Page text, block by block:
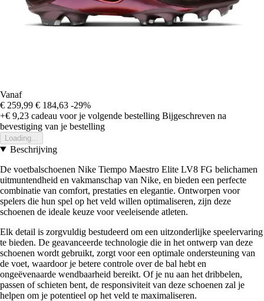
Vanaf
€ 259,99 € 184,63 -29%
+€ 9,23 cadeau voor je volgende bestelling Bijgeschreven na
bevestiging van je bestelling
Loading...
Beschrijving
De voetbalschoenen Nike Tiempo Maestro Elite LV8 FG belichamen
uitmuntendheid en vakmanschap van Nike, en bieden een perfecte
combinatie van comfort, prestaties en elegantie. Ontworpen voor
spelers die hun spel op het veld willen optimaliseren, zijn deze
schoenen de ideale keuze voor veeleisende atleten.
Elk detail is zorgvuldig bestudeerd om een uitzonderlijke speelervaring
te bieden. De geavanceerde technologie die in het ontwerp van deze
schoenen wordt gebruikt, zorgt voor een optimale ondersteuning van
de voet, waardoor je betere controle over de bal hebt en
ongeëvenaarde wendbaarheid bereikt. Of je nu aan het dribbelen,
passen of schieten bent, de responsiviteit van deze schoenen zal je
helpen om je potentieel op het veld te maximaliseren.